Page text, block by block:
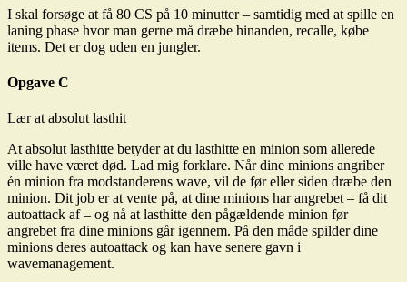
I skal forsøge at få 80 CS på 10 minutter – samtidig med at spille en
laning phase hvor man gerne må dræbe hinanden, recalle, købe
items. Det er dog uden en jungler.
Opgave C
Lær at absolut lasthit
At absolut lasthitte betyder at du lasthitte en minion som allerede
ville have været død. Lad mig forklare. Når dine minions angriber
én minion fra modstanderens wave, vil de før eller siden dræbe den
minion. Dit job er at vente på, at dine minions har angrebet – få dit
autoattack af – og nå at lasthitte den pågældende minion før
angrebet fra dine minions går igennem. På den måde spilder dine
minions deres autoattack og kan have senere gavn i
wavemanagement.